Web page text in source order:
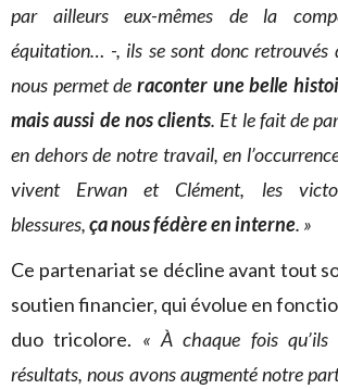
par ailleurs eux-mêmes de la
équitation… -, ils se sont donc retrouvés
nous permet de raconterune belle
mais aussi de nos clients. Et le fait de
en dehors de notre travail, en
vivent Erwan et Clément, les
blessures,ça nous fédère en interne. »
Ce partenariat se décline avant tout
soutien financier, qui évolue en
duo tricolore. « À chaque fois
résultats, nous avons augmenté notre